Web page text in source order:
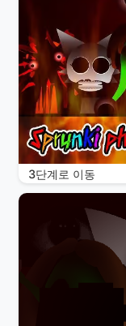
3단계로 이동